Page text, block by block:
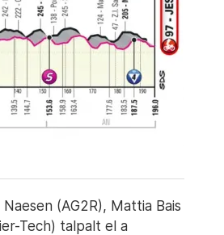
(AG2R), Mattia Bais
Tech) talpalt el a